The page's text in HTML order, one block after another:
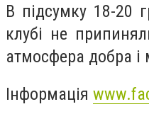
В підсумку 18-20
клубі не
атмосфера добра і
Інформація